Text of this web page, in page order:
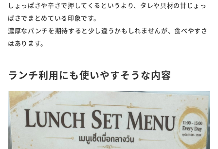
しょっぱさや辛さで押してくるというより、タレや具材の甘じょっ
ぱさでまとめている印象です。
濃厚なパンチを期待すると少し違うかもしれませんが、食べやすさ
はあります。
ランチ利用にも使いやすそうな内容